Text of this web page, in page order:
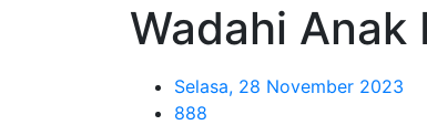
Wadahi
Selasa, 28 November 2023
888